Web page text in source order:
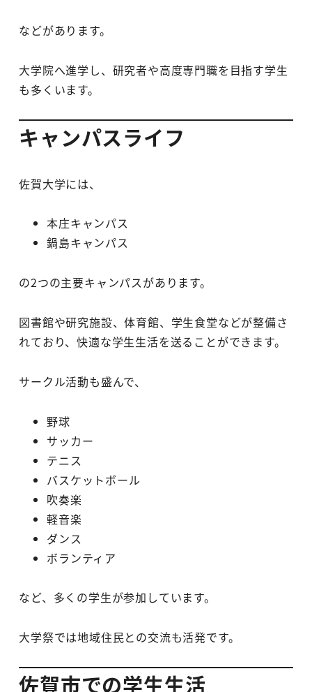
などがあります。
大学院へ進学し、研究者や高度専門職を目指す学生
も多くいます。
キャンパスライフ
佐賀大学には、
本庄キャンパス
鍋島キャンパス
の2つの主要キャンパスがあります。
図書館や研究施設、体育館、学生食堂などが整備さ
れており、快適な学生生活を送ることができます。
サークル活動も盛んで、
野球
サッカー
テニス
バスケットボール
吹奏楽
軽音楽
ダンス
ボランティア
など、多くの学生が参加しています。
大学祭では地域住民との交流も活発です。
佐賀市での学生生活